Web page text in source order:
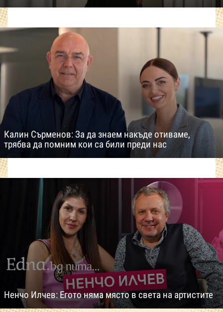
Калин Сърменов: За да знаем накъде отиваме,
трябва да помним кои са били преди нас
Ненчо Илчев: Егото няма място в света на артистите